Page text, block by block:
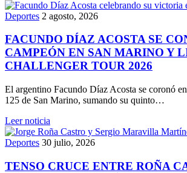
Deportes 2 agosto, 2026
FACUNDO DÍAZ ACOSTA SE
CAMPEÓN EN SAN MARINO Y
CHALLENGER TOUR 2026
El argentino Facundo Díaz Acosta se coronó
125 de San Marino, sumando su quinto…
Leer noticia
Deportes 30 julio, 2026
TENSO CRUCE ENTRE ROÑA